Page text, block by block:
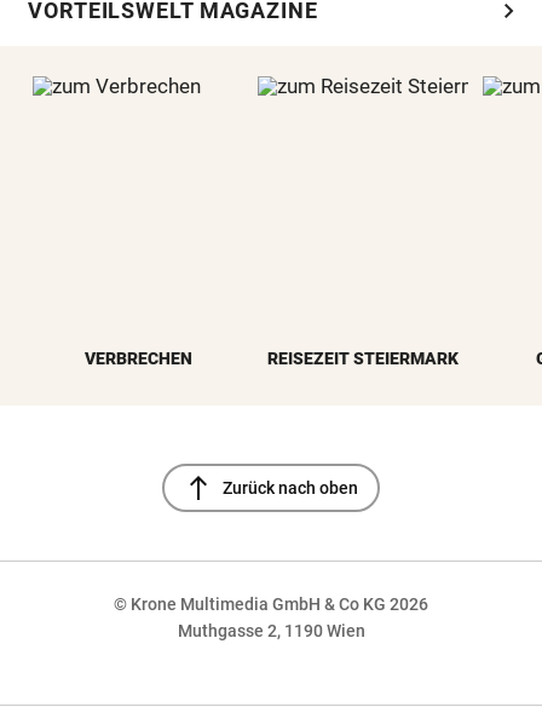
VORTEILSWELT MAGAZINE chevron_right
VERBRECHEN REISEZEIT STEIERMARK
north Zurück nach oben
© Krone Multimedia GmbH & Co KG 2026
Muthgasse 2, 1190 Wien